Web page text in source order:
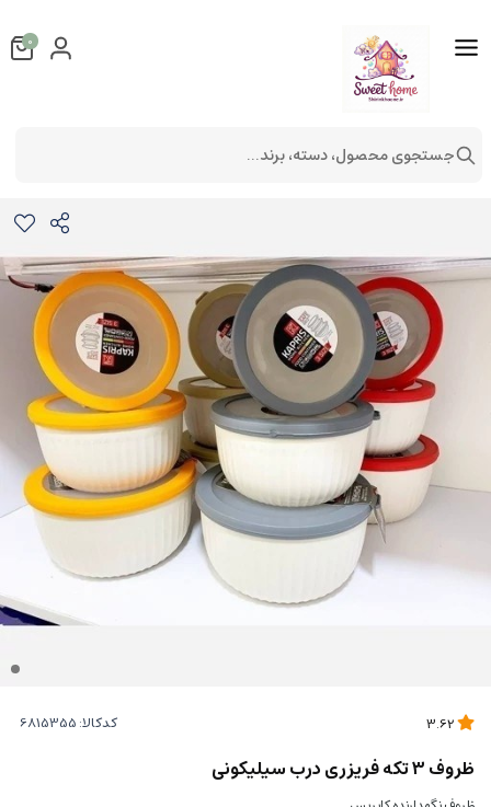
کدکالا:
ظروف ۳ تکه فریزری درب سیلیکونی
0
جستجوی محصول، دسته، برند...